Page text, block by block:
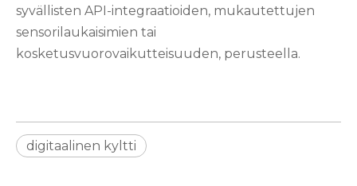
syvällisten API-integraatioiden, mukautettujen
sensorilaukaisimien tai
kosketusvuorovaikutteisuuden, perusteella.
digitaalinen kyltti